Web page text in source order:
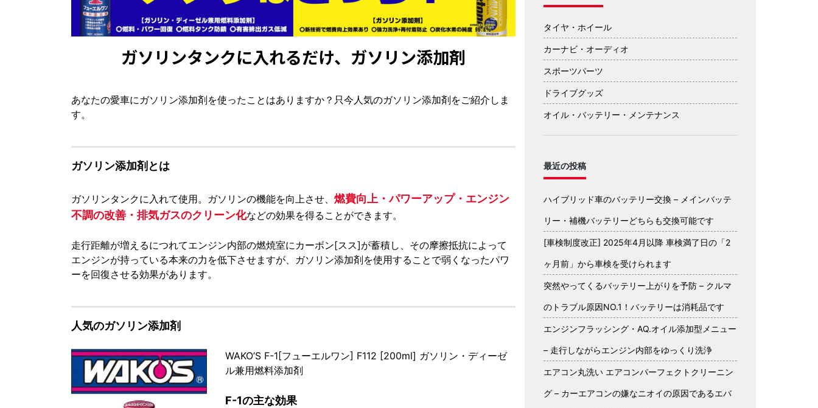
ガソリンタンクに入れるだけ、ガソリン添加剤
あなたの愛車にガソリン添加剤を使ったことはありますか？只今人気のガソリン添加剤をご紹介しま
す。
ガソリン添加剤とは
ガソリンタンクに入れて使用。ガソリンの機能を向上させ、 燃費向上・パワーアップ・エンジン
不調の改善・排気ガスのクリーン化などの効果を得ることができます。
走行距離が増えるにつれてエンジン内部の燃焼室にカーボン[スス]が蓄積し、その摩擦抵抗によって
エンジンが持っている本来の力を低下させますが、ガソリン添加剤を使用することで弱くなったパワ
ーを回復させる効果があります。
人気のガソリン添加剤
WAKO’S F-1[フューエルワン] F112 [200ml] ガソリン・ディーゼ
ル兼用燃料添加剤
F-1の主な効果
タイヤ・ホイール
カーナビ・オーディオ
スポーツパーツ
ドライブグッズ
オイル・バッテリー・メンテナンス
最近の投稿
ハイブリッド車のバッテリー交換 – メインバッテ
リー・補機バッテリーどちらも交換可能です
[車検制度改正] 2025年4月以降 車検満了日の「2
ヶ月前」から車検を受けられます
突然やってくるバッテリー上がりを予防 – クルマ
のトラブル原因NO.1！バッテリーは消耗品です
エンジンフラッシング・AQ.オイル添加型メニュー
– 走行しながらエンジン内部をゆっくり洗浄
エアコン丸洗い エアコンパーフェクトクリーニン
グ – カーエアコンの嫌なニオイの原因であるエバ